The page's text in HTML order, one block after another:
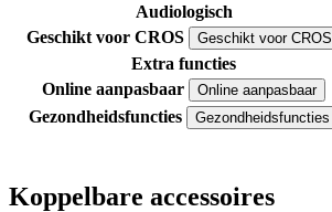
Audiologisch
Geschikt voor CROS
Geschikt voor CROS
Extra functies
Online aanpasbaar
Online aanpasbaar
Gezondheidsfuncties
Gezondheidsfuncties
Koppelbare accessoires